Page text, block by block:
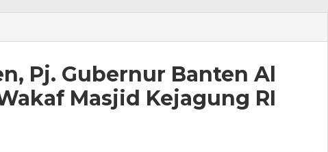
Pj. Gubernur Banten Al
Masjid Kejagung RI